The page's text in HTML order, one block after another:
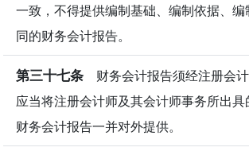
一致，不得提供编制基础、编制依据、
同的财务会计报告。
第三十七条 财务会计报告须经注册会
应当将注册会计师及其会计师事务所出
财务会计报告一并对外提供。